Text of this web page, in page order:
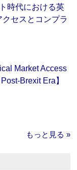
時代における英
セスとコンプラ
Market Access
Brexit Era】
もっと見る »